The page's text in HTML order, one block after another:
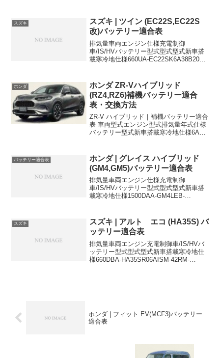
き-38B19R-おすすめバッテリーPana...
スズキ
スズキ | ツイン (EC22S,EC22S
改)バッテリー適合表
排気量車両エンジン仕様充電制御
車/IS/HVバッテリー型式型式型式新車搭
載寒冷地仕様660UA-EC22SK6A38B20L-
イ...
ホンダ
ホンダ ZR-Vハイブリッド
(RZ4,RZ6)補機バッテリー適合
表・交換方法
ZR-V ハイブリッド｜補機バッテリー適合
表 車両型式エンジン型式排気量年式仕様
バッテリー型式新車搭載寒冷地仕様6AA-
RZ6LFC-H42000cc2023/4~4W...
バッテリー適合表
ホンダ | グレイス ハイブリッド
(GM4,GM5)バッテリー適合表
排気量車両エンジン仕様充電制御
車/IS/HVバッテリー型式型式型式新車搭
載寒冷地仕様1500DAA-GM4LEB-
H14WDHV38B19L38B19L38B19Lに適合
す...
スズキ
スズキ | アルト エコ (HA35S) バ
ッテリー適合表
排気量車両エンジン充電制御車/IS/HVバ
ッテリー型式型式型式新車搭載寒冷地仕
様660DBA-HA35SR06AISM-42RM-
ホンダ | フィット EV(MCF3)バッテリー
適合表